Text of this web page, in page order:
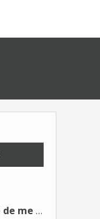
"À genoux en enfer, j'ai oublié de me taire"